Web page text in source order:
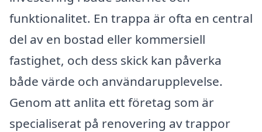
funktionalitet. En trappa är ofta en central
del av en bostad eller kommersiell
fastighet, och dess skick kan påverka
både värde och användarupplevelse.
Genom att anlita ett företag som är
specialiserat på renovering av trappor